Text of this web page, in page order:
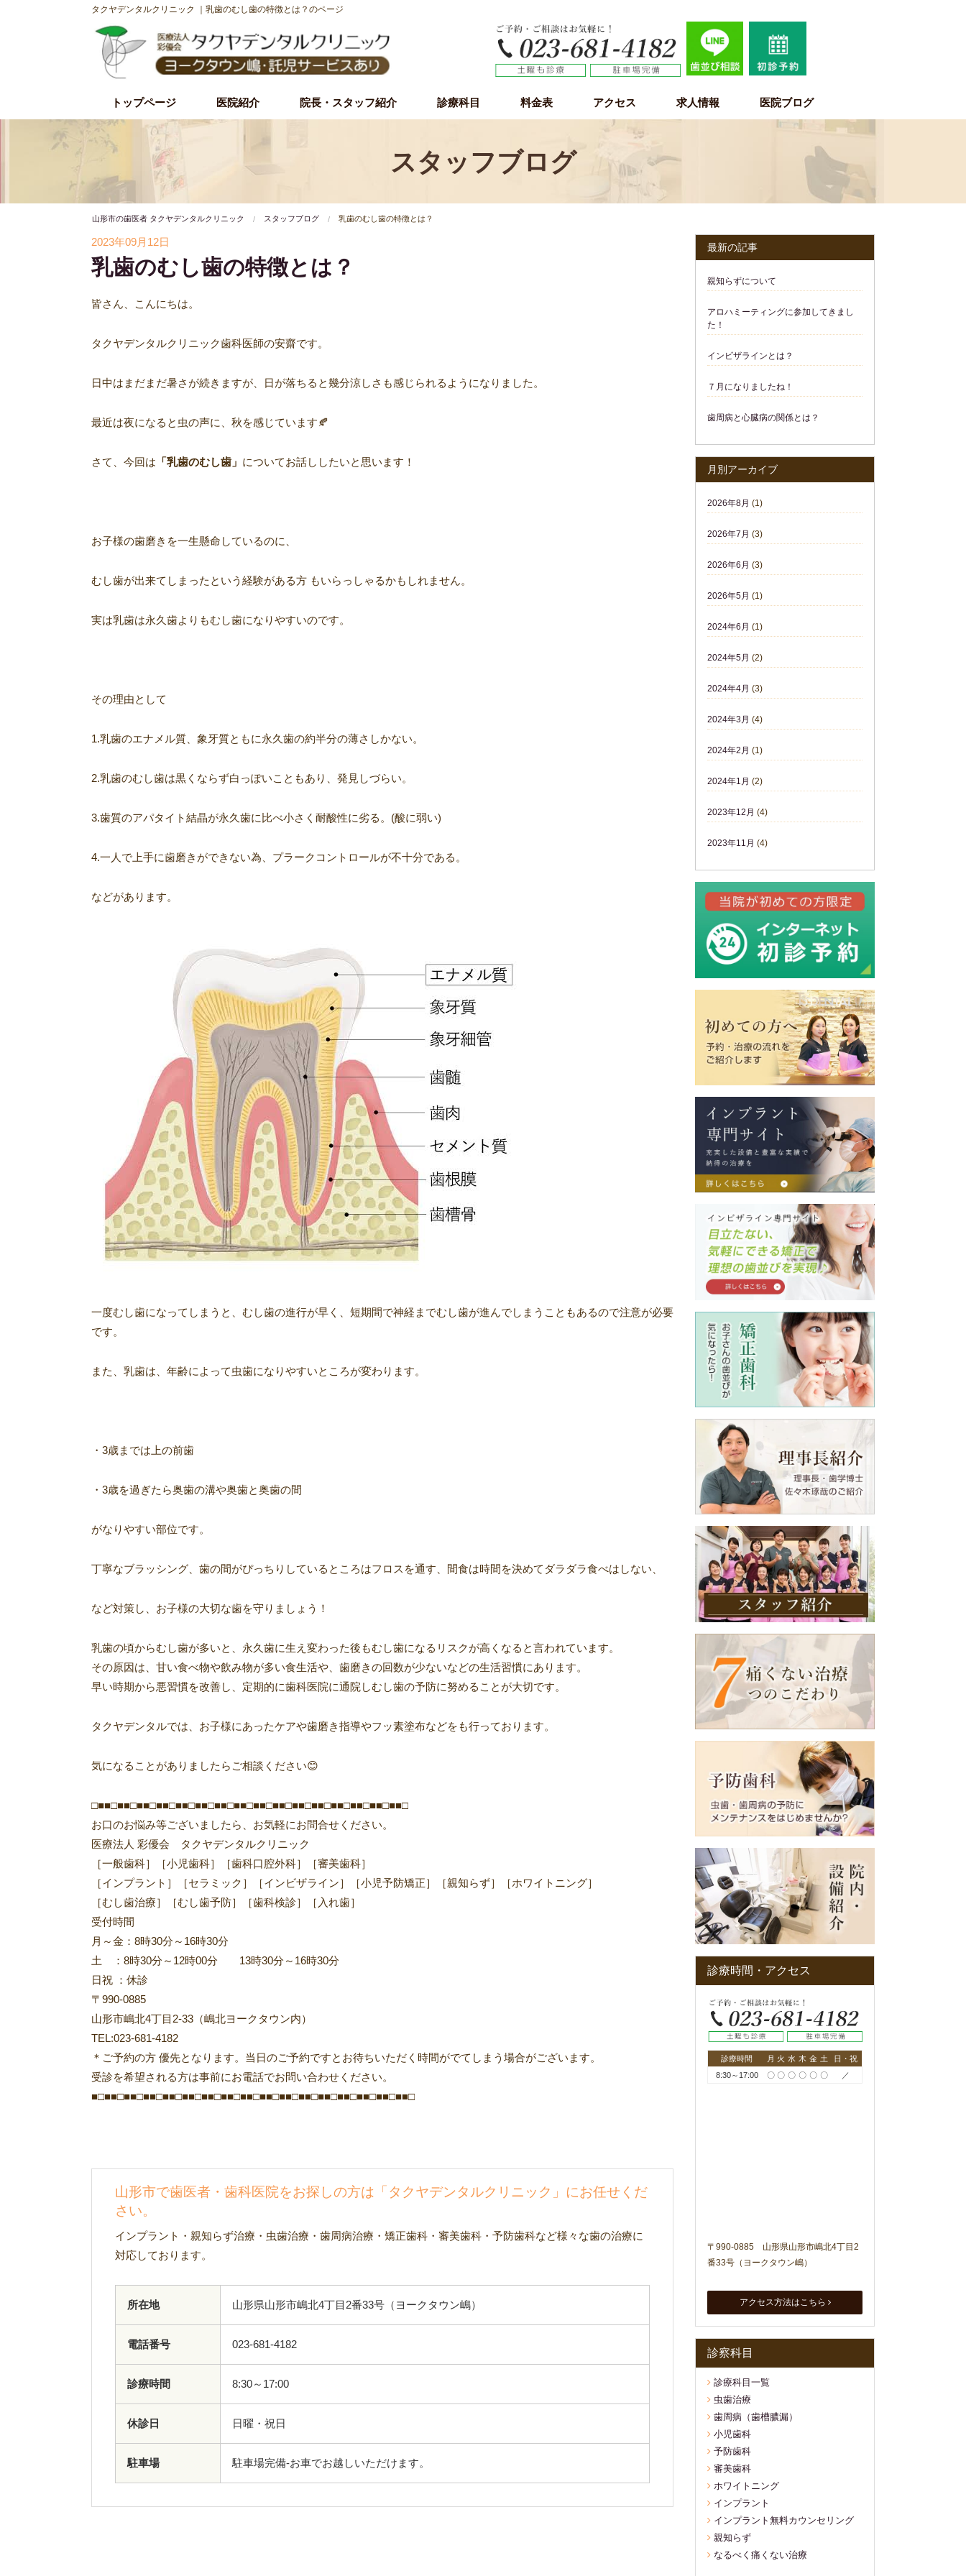
タクヤデンタルクリニック ｜乳歯のむし歯の特徴とは？のページ
トップページ 医院紹介
初診時の流れ
理事長紹介
院内・設備紹介
治療理念・方針
院長・スタッフ紹介 診療科目 料金表 アクセス 求人情報 医院ブログ
スタッフブログ
山形市の歯医者 タクヤデンタルクリニック スタッフブログ 乳歯のむし歯の特徴とは？
2023年09月12日
乳歯のむし歯の特徴とは？
皆さん、こんにちは。
タクヤデンタルクリニック歯科医師の安齋です。
日中はまだまだ暑さが続きますが、日が落ちると幾分涼しさも感じられるようになりました。
最近は夜になると虫の声に、秋を感じています🍂
さて、今回は 「乳歯のむし歯」 についてお話ししたいと思います！
お子様の歯磨きを一生懸命しているのに、
むし歯が出来てしまったという経験がある方 もいらっしゃるかもしれません。
実は乳歯は永久歯よりもむし歯になりやすいのです。
その理由として
1.乳歯のエナメル質、象牙質ともに永久歯の約半分の薄さしかない。
2.乳歯のむし歯は黒くならず白っぽいこともあり、発見しづらい。
3.歯質のアパタイト結晶が永久歯に比べ小さく耐酸性に劣る。 (酸に弱い)
4.一人で上手に歯磨きができない為、プラークコントロールが不十分である。
などがあります。
一度むし歯になってしまうと、むし歯の進行が早く、短期間で神経までむし歯が進んでしまうこともあるので注意が必要
です。
また、乳歯は、年齢によって虫歯になりやすいところが変わります。
・3歳までは 上の前歯
・3歳を過ぎたら奥歯の溝や奥歯と奥歯の間
がなりやすい部位です。
丁寧なブラッシング、歯の間がぴっちりしているところはフロスを通す、間食は時間を決めてダラダラ食べはしない、
など対策し、お子様の大切な歯を守りましょう！
乳歯の頃からむし歯が多いと、永久歯に生え変わった後もむし歯になるリスクが高くなると言われています。
その原因は、甘い食べ物や飲み物が多い食生活や、歯磨きの回数が少ないなどの生活習慣にあります。
早い時期から悪習慣を改善し、定期的に歯科医院に通院しむし歯の予防に努めることが大切です。
タクヤデンタルでは、お子様にあったケアや歯磨き指導やフッ素塗布などをも行っております。
気になることがありましたらご相談ください😊
□■■□■■□■■□■■□■■□■■□■■□■■□■■□■■□■■□■■□■■□■■□■■□■■□
お口のお悩み等ございましたら、お気軽にお問合せください。
医療法人 彩優会 タクヤデンタルクリニック
［一般歯科］［小児歯科］［歯科口腔外科］［審美歯科］
［インプラント］［セラミック］［インビザライン］［小児予防矯正］［親知らず］［ホワイトニング］
［むし歯治療］［むし歯予防］［歯科検診］［入れ歯］
受付時間
月～金：8時30分～16時30分
土 ：8時30分～12時00分 13時30分～16時30分
日祝 ：休診
〒990-0885
山形市嶋北4丁目2-33（嶋北ヨークタウン内）
TEL:023-681-4182
＊ご予約の方 優先となります。当日のご予約ですとお待ちいただく時間がでてしまう場合がございます。
受診を希望される方は事前にお電話でお問い合わせください。
■□■■□■■□■■□■■□■■□■■□■■□■■□■■□■■□■■□■■□■■□■■□■■□■■□
山形市で歯医者・歯科医院をお探しの方は「タクヤデンタルクリニック」にお任せくだ
さい。
インプラント・親知らず治療・虫歯治療・歯周病治療・矯正歯科・審美歯科・予防歯科など様々な歯の治療に
対応しております。
所在地 山形県山形市嶋北4丁目2番33号（ヨークタウン嶋）
電話番号 023-681-4182
診療時間 8:30～17:00
休診日 日曜・祝日
駐車場 駐車場完備-お車でお越しいただけます。
最新の記事
親知らずについて
アロハミーティングに参加してきまし
た！
インビザラインとは？
７月になりましたね！
歯周病と心臓病の関係とは？
月別アーカイブ
2026年8月 (1)
2026年7月 (3)
2026年6月 (3)
2026年5月 (1)
2024年6月 (1)
2024年5月 (2)
2024年4月 (3)
2024年3月 (4)
2024年2月 (1)
2024年1月 (2)
2023年12月 (4)
2023年11月 (4)
診療時間・アクセス
診療時間 月 火 水 木 金 土
日・祝
8:30～17:00
〇 〇 〇 〇 〇 〇 ／
〒990-0885 山形県山形市嶋北4丁目2
番33号（ヨークタウン嶋）
アクセス方法はこちら
診察科目
診療科目一覧
虫歯治療
歯周病（歯槽膿漏）
小児歯科
予防歯科
審美歯科
ホワイトニング
インプラント
インプラント無料カウンセリング
親知らず
なるべく痛くない治療